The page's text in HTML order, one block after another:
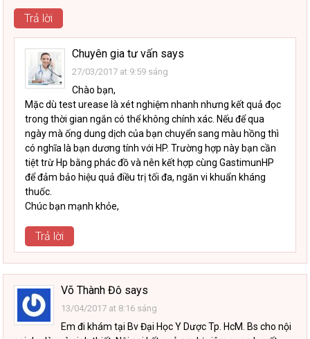
Trả lời
Chuyên gia tư vấn says
27/03/2017 at 9:59 sáng
Chào bạn,
Mặc dù test urease là xét nghiệm nhanh nhưng kết quả đọc
trong thời gian ngắn có thể không chính xác. Nếu để qua
ngày mà ống dung dịch của bạn chuyển sang màu hồng thì
có nghĩa là bạn dương tính với HP. Trường hợp này bạn cần
tiệt trừ Hp bằng phác đồ và nên kết hợp cùng GastimunHP
để đảm bảo hiệu quả điều trị tối đa, ngăn vi khuẩn kháng
thuốc.
Chúc bạn mạnh khỏe,
Trả lời
Võ Thành Đô says
13/04/2017 at 8:16 sáng
Em đi khám tại Bv Đại Học Y Dược Tp. HcM. Bs cho nội